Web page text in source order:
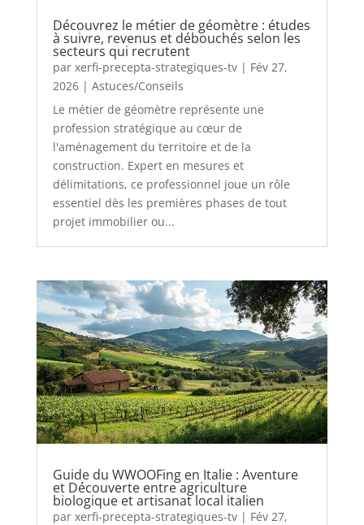
Découvrez le métier de géomètre : études
à suivre, revenus et débouchés selon les
secteurs qui recrutent
par xerfi-precepta-strategiques-tv| Fév 27,
2026| Astuces/Conseils
Le métier de géomètre représente une
profession stratégique au cœur de
l'aménagement du territoire et de la
construction. Expert en mesures et
délimitations, ce professionnel joue un rôle
essentiel dès les premières phases de tout
projet immobilier ou...
Guide du WWOOFing en Italie : Aventure
et Découverte entre agriculture
biologique et artisanat local italien
par xerfi-precepta-strategiques-tv| Fév 27,